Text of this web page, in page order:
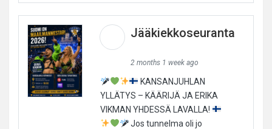
Jääkiekkoseuranta
2 months 1 week ago
KANSANJUHLAN
YLLÄTYS – KÄÄRIJÄ JA ERIKA
VIKMAN YHDESSÄ LAVALLA!
Jos tunnelma oli jo